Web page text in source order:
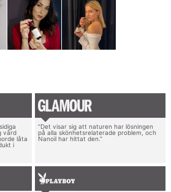
vård
låta
i
“Det visar sig att naturen har lösningen
på alla skönhetsrelaterade problem, och
Nanoil har hittat den.”